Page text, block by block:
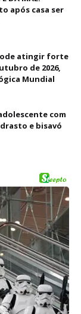
após casa ser
atingir forte
de 2026,
Mundial
com
e bisavó